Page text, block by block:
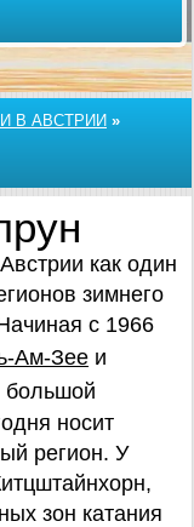
В АВСТРИИ »
как один
зимнего
с 1966
Ам-Зее и
большой
носит
регион. У
зон катания